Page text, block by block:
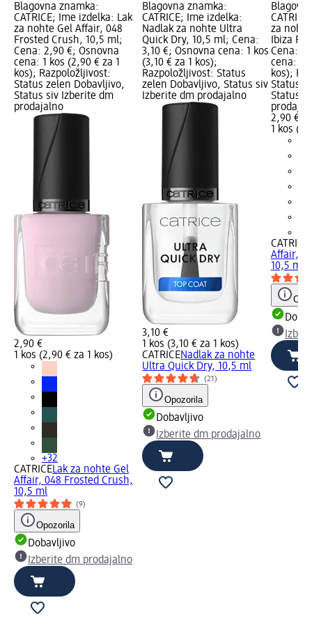
Blagovna znamka:
CATRICE; Ime izdelka: Lak
za nohte Gel Affair, 048
Frosted Crush, 10,5 ml;
Cena: 2,90 €; Osnovna
cena: 1 kos (2,90 € za 1
kos); Razpoložljivost:
Status zelen Dobavljivo,
Status siv Izberite dm
prodajalno
2,90 €
1 kos (2,90 € za 1 kos)
+32
CATRICELak za nohte Gel
Affair, 048 Frosted Crush,
10,5 ml
(9)
Opozorila
Dobavljivo
Izberite dm prodajalno
Blagovna znamka:
CATRICE; Ime izdelka:
Nadlak za nohte Ultra
Quick Dry, 10,5 ml; Cena:
3,10 €; Osnovna cena: 1 kos
(3,10 € za 1 kos);
Razpoložljivost: Status
zelen Dobavljivo, Status siv
Izberite dm prodajalno
3,10 €
1 kos (3,10 € za 1 kos)
CATRICENadlak za nohte
Ultra Quick Dry, 10,5 ml
(21)
Opozorila
Dobavljivo
Izberite dm prodajalno
za
Ibiza
Cena:
cena: 1
kos);
Status
Status
2,90 €
1 kos
CATRICE
Affair,
10,5 ml